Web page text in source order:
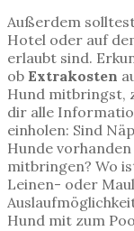
Außerdem
Hotel oder auf
erlaubt sind.
ob Extrakosten
Hund mitbringst,
dir alle
einholen: Sind
Hunde
mitbringen? Wo
Leinen- oder
Hund mit zum